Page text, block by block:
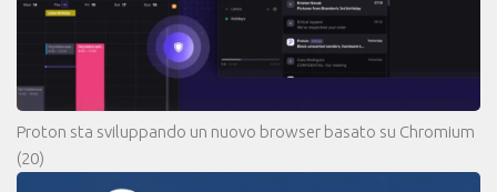
Proton sta sviluppando un nuovo browser basato su Chromium
(20)